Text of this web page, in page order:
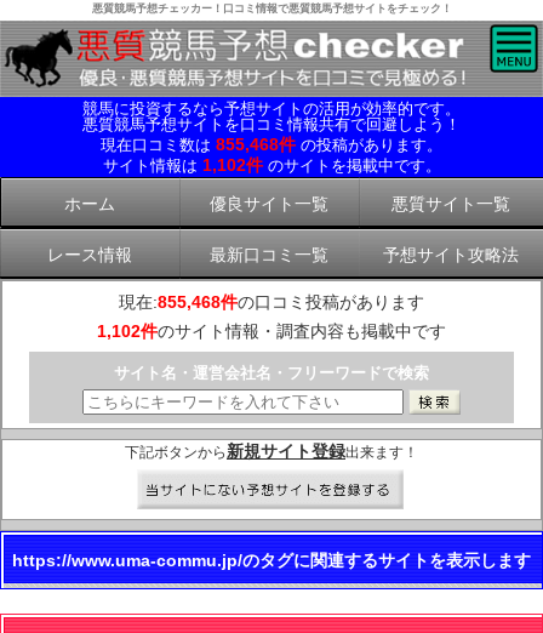
悪質競馬予想チェッカー！口コミ情報で悪質競馬予想サイトをチェック！
競馬に投資するなら予想サイトの活用が効率的です。
悪質競馬予想サイトを口コミ情報共有で回避しよう！
現在口コミ数は 855,468件 の投稿があります。
サイト情報は 1,102件 のサイトを掲載中です。
ホーム 優良サイト一覧 悪質サイト一覧
レース情報 最新口コミ一覧 予想サイト攻略法
現在:855,468件の口コミ投稿があります
1,102件のサイト情報・調査内容も掲載中です
サイト名・運営会社名・フリーワードで検索
下記ボタンから 新規サイト登録出来ます！
https://www.uma-commu.jp/のタグに関連するサイトを表示します